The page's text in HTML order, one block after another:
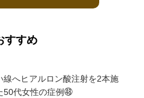
すすめ
線へヒアルロン酸注射を2本施
50代女性の症例㊽